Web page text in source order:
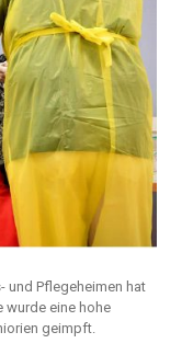
und Pflegeheimen hat
wurde eine hohe
geimpft.